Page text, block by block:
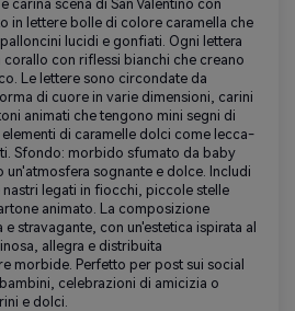
carina scena di San Valentino con
in lettere bolle di colore caramella che
lucidi e gonfiati. Ogni lettera
corallo con riflessi bianchi che creano
Le lettere sono circondate da
di cuore in varie dimensioni, carini
animati che tengono mini segni di
di caramelle dolci come lecca-
Sfondo: morbido sfumato da baby
un'atmosfera sognante e dolce. Includi
legati in fiocchi, piccole stelle
animato. La composizione
stravagante, con un'estetica ispirata al
allegra e distribuita
morbide. Perfetto per post sui social
celebrazioni di amicizia o
e dolci.